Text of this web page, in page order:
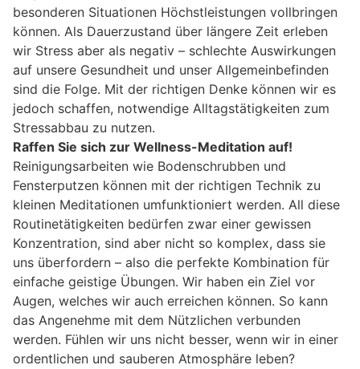
besonderen Situationen Höchstleistungen vollbringen
können. Als Dauerzustand über längere Zeit erleben
wir Stress aber als negativ – schlechte Auswirkungen
auf unsere Gesundheit und unser Allgemeinbefinden
sind die Folge. Mit der richtigen Denke können wir es
jedoch schaffen, notwendige Alltagstätigkeiten zum
Stressabbau zu nutzen.
Raffen Sie sich zur Wellness-Meditation auf!
Reinigungsarbeiten wie Bodenschrubben und
Fensterputzen können mit der richtigen Technik zu
kleinen Meditationen umfunktioniert werden. All diese
Routinetätigkeiten bedürfen zwar einer gewissen
Konzentration, sind aber nicht so komplex, dass sie
uns überfordern – also die perfekte Kombination für
einfache geistige Übungen. Wir haben ein Ziel vor
Augen, welches wir auch erreichen können. So kann
das Angenehme mit dem Nützlichen verbunden
werden. Fühlen wir uns nicht besser, wenn wir in einer
ordentlichen und sauberen Atmosphäre leben?